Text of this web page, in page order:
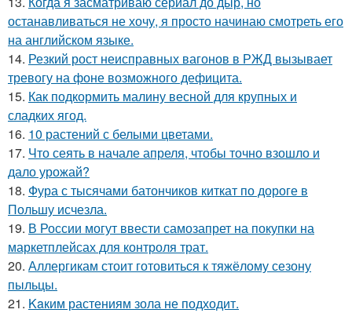
останавливаться не хочу, я просто начинаю смотреть его
на английском языке.
14. Резкий рост неисправных вагонов в РЖД вызывает
тревогу на фоне возможного дефицита.
15. Как подкормить малину весной для крупных и
сладких ягод.
16. 10 растений с белыми цветами.
17. Что сеять в начале апреля, чтобы точно взошло и
дало урожай?
18. Фура с тысячами батончиков киткат по дороге в
Польшу исчезла.
19. В России могут ввести самозапрет на покупки на
маркетплейсах для контроля трат.
20. Аллергикам стоит готовиться к тяжёлому сезону
пыльцы.
21. Kaким растениям зола не подходит.